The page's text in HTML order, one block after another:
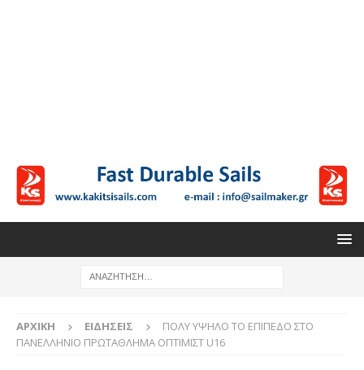
ΑΡΧΙΚΉ ΕΙΔΉΣΕΙΣ
ΠΟΛΥ ΥΨΗΛΟ ΤΟ ΕΠΙΠΕΔΟ ΣΤΟ
ΠΑΝΕΛΛΗΝΙΟ ΠΡΩΤΑΘΛΗΜΑ ΟΠΤΙΜΙΣΤ U16